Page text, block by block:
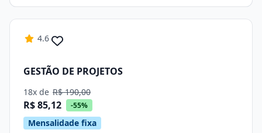
4.6
GESTÃO DE PROJETOS
18x de R$ 190,00
R$ 85,12 -55%
Mensalidade fixa